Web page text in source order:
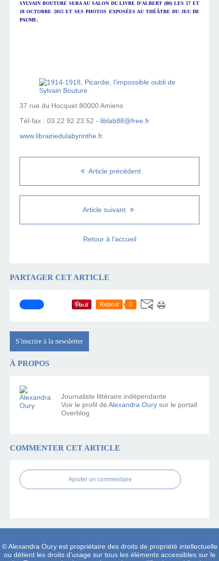
SYLVAIN BOUTURE SERA AU SALON DU LIVRE D'ALBERT (80) LES 17 ET
18 OCTOBRE 2015 ET SES PHOTOS EXPOSÉES AU THÉÂTRE DU JEU DE
PAUME.
37 rue du Hocquet 80000 Amiens
Tél-fax : 03 22 92 23 52 - liblab88@free.fr
www.librairiedulabyrinthe.fr
Article précédent
Article suivant
Retour à l'accueil
PARTAGER CET ARTICLE
Repost 0
S'inscrire à la newsletter
À PROPOS
Journaliste littéraire indépendante
Voir le profil de Alexandra Oury sur le portail
Overblog
COMMENTER CET ARTICLE
Ajouter un commentaire
© Alexandra Oury est propriétaire des droits de propriété intellectuelle
ou détient les droits d’usage sur tous les éléments accessibles sur le